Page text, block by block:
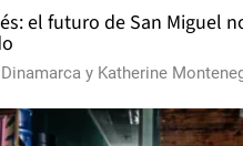
el futuro de San Miguel
y Katherine